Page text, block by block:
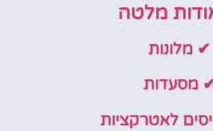
מלטה
✔ מלונות
מסעדות
לאטרקציות